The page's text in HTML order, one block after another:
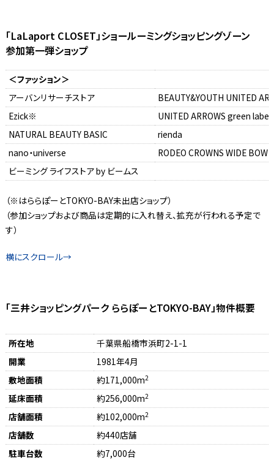
「LaLaport CLOSET」ショールーミングショッピングゾーン
参加第一弾ショップ
＜ファッション＞
アーバンリサーチストア
BEAUTY&YOUTH UNITED
Ezick※
UNITED ARROWS green
NATURAL BEAUTY BASIC
rienda
nano・universe
RODEO CROWNS WIDE BOWL
ビーミング ライフストア by ビームス
（※はららぽーとTOKYO-BAY未出店ショップ）
（参加ショップおよび商品は定期的に入れ替え、拡充が行われる予定で
す）
「三井ショッピングパーク ららぽーとTOKYO-BAY」物件概要
所在地
千葉県船橋市浜町2-1-1
開業
1981年4月
敷地面積
約171,000m2
延床面積 約256,000m2
店舗面積 約102,000m2
店舗数
約440店舗
駐車台数
約7,000台